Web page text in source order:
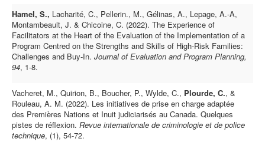
Hamel, S., Lacharité, C., Pellerin., M., Gélinas, A., Lepage, A.-A,
Montambeault, J. & Chicoine, C. (2022). The Experience of
Facilitators at the Heart of the Evaluation of the Implementation of a
Program Centred on the Strengths and Skills of High-Risk Families:
Challenges and Buy-In. Journal of Evaluation and Program Planning,
94, 1-8.
Vacheret, M., Quirion, B., Boucher, P., Wylde, C., Plourde, C., &
Rouleau, A. M. (2022). Les initiatives de prise en charge adaptée
des Premières Nations et Inuit judiciarisés au Canada. Quelques
pistes de réflexion. Revue internationale de criminologie et de police
technique, (1), 54-72.